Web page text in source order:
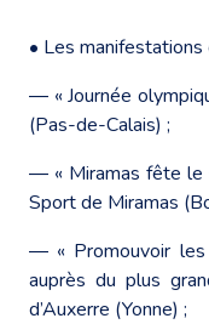
• Les
― « Journée
(Pas-de-Calais) ;
― « Miramas fête le
Sport de Miramas
― « Promouvoir les
auprès du plus
d’Auxerre (Yonne) ;